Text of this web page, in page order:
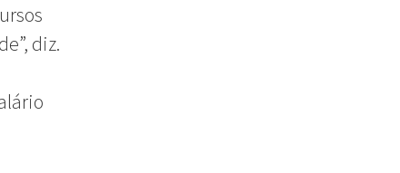
diz.